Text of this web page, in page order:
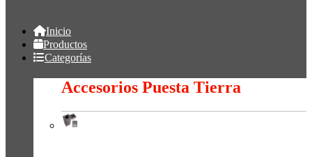
Inicio
Productos
Categorías
Accesorios Puesta Tierra